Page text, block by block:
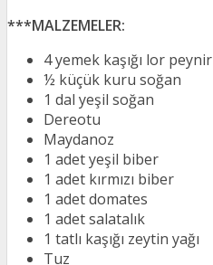
***MALZEMELER:
4 yemek kaşığı lor peynir
½ küçük kuru soğan
1 dal yeşil soğan
Dereotu
Maydanoz
1 adet yeşil biber
1 adet kırmızı biber
1 adet domates
1 adet salatalık
1 tatlı kaşığı zeytin yağı
Tuz